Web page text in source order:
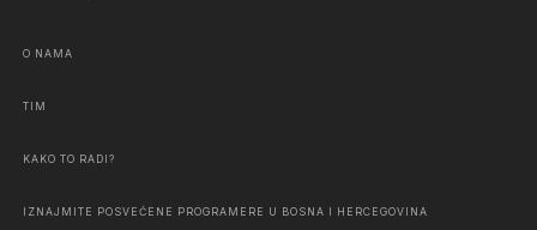
O NAMA
TIM
KAKO TO RADI?
IZNAJMITE POSVEĆENE PROGRAMERE U BOSNA I HERCEGOVINA